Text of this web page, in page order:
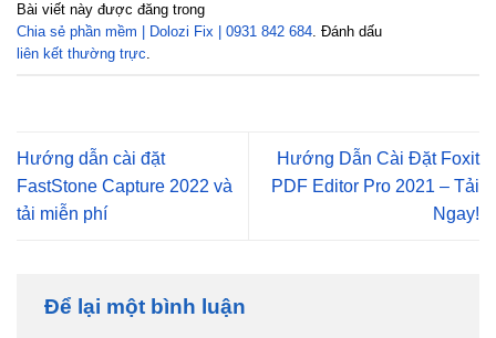
Bài viết này được đăng trong
Chia sẻ phần mềm | Dolozi Fix | 0931 842 684. Đánh dấu
liên kết thường trực.
Hướng dẫn cài đặt
FastStone Capture 2022 và
tải miễn phí
Hướng Dẫn Cài Đặt Foxit
PDF Editor Pro 2021 – Tải
Ngay!
Để lại một bình luận